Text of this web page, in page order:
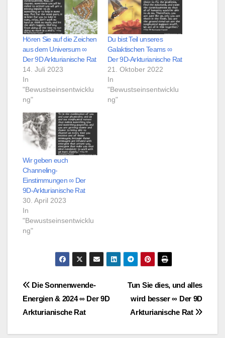
Hören Sie auf die Zeichen
aus dem Universum ∞
Der 9D Arkturianische Rat
14. Juli 2023
In
"Bewustseinsentwicklu
ng"
Du bist Teil unseres
Galaktischen Teams ∞
Der 9D-Arkturianische Rat
21. Oktober 2022
In
"Bewustseinsentwicklu
ng"
Wir geben euch
Channeling-
Einstimmungen ∞ Der
9D-Arkturianische Rat
30. April 2023
In
"Bewustseinsentwicklu
ng"
Beitragsnavigation
Tun Sie dies, und alles
wird besser ∞ Der 9D
Arkturianische Rat
Die Sonnenwende-
Energien & 2024 ∞ Der 9D
Arkturianische Rat